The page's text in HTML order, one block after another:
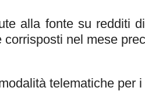
alla fonte su redditi
corrisposti nel mese
telematiche per